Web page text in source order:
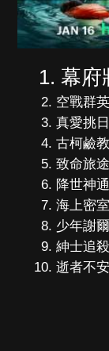
幕府
空戰群英
真愛挑
古柯鹼
致命旅途
降世神
海上密
少年謝
紳士追
逝者不